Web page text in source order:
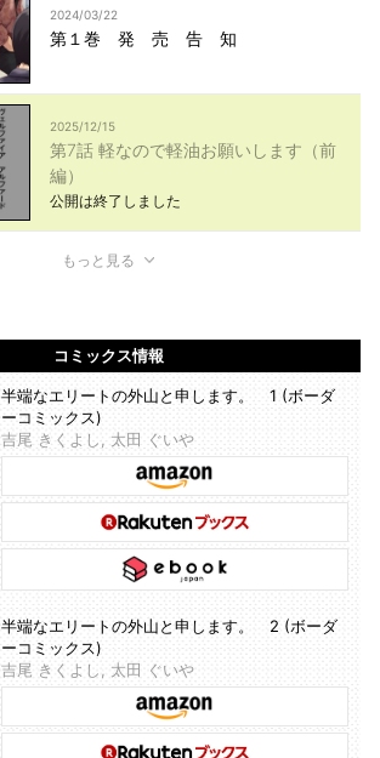
2024/03/22
第１巻 発 売 告 知
2025/12/15
第7話 軽なので軽油お願いします（前
編）
公開は終了しました
もっと見る
コミックス情報
半端なエリートの外山と申します。 1 (ボーダ
ーコミックス)
吉尾 きくよし, 太田 ぐいや
半端なエリートの外山と申します。 2 (ボーダ
ーコミックス)
吉尾 きくよし, 太田 ぐいや